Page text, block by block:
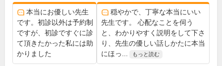
本当にお優しい先生
です。初診以外は予約制
ですが、初診ですぐに診
て頂きたかった私には助
かりました
穏やかで、丁寧な本当にいい
先生です。 心配なことを伺う
と、わかりやすく説明をして下さ
り、先生の優しい話しかたに本当
にほっ...
もっと読む